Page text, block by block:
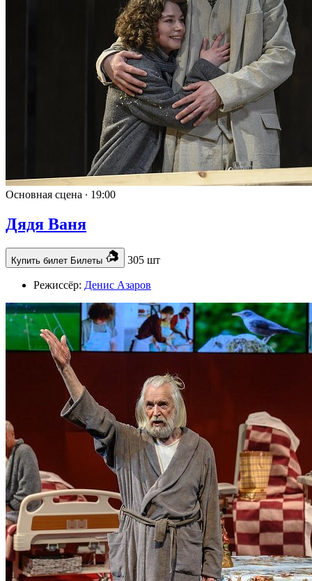
Основная сцена ∙ 19:00
Дядя Ваня
Купить билет Билеты 305 шт
Режиссёр: Денис Азаров